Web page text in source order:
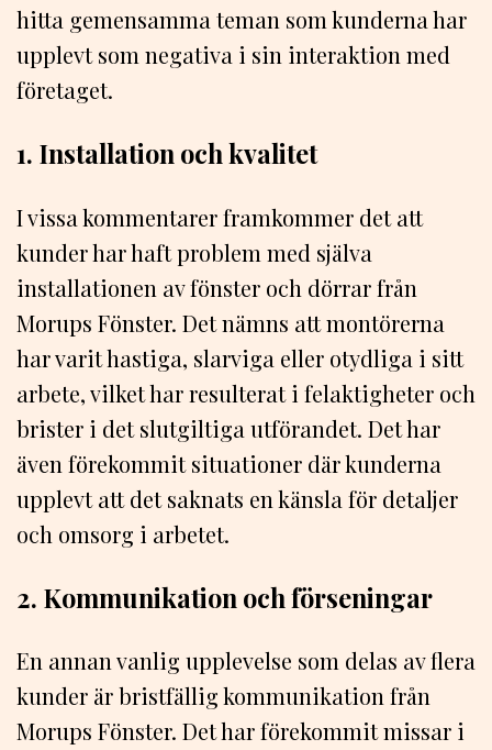
hitta gemensamma teman som kunderna har
upplevt som negativa i sin interaktion med
företaget.
1. Installation och kvalitet
I vissa kommentarer framkommer det att
kunder har haft problem med själva
installationen av fönster och dörrar från
Morups Fönster. Det nämns att montörerna
har varit hastiga, slarviga eller otydliga i sitt
arbete, vilket har resulterat i felaktigheter och
brister i det slutgiltiga utförandet. Det har
även förekommit situationer där kunderna
upplevt att det saknats en känsla för detaljer
och omsorg i arbetet.
2. Kommunikation och förseningar
En annan vanlig upplevelse som delas av flera
kunder är bristfällig kommunikation från
Morups Fönster. Det har förekommit missar i